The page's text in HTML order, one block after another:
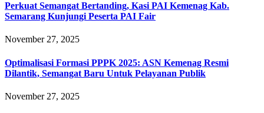
Perkuat Semangat Bertanding, Kasi PAI Kemenag Kab.
Semarang Kunjungi Peserta PAI Fair
November 27, 2025
Optimalisasi Formasi PPPK 2025: ASN Kemenag Resmi
Dilantik, Semangat Baru Untuk Pelayanan Publik
November 27, 2025